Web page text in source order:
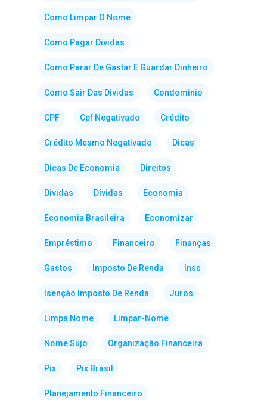
Como Limpar O Nome
Como Pagar Dividas
Como Parar De Gastar E Guardar Dinheiro
Como Sair Das Dividas Condominio
CPF Cpf Negativado Crédito
Crédito Mesmo Negativado Dicas
Dicas De Economia Direitos
Dividas Dívidas Economia
Economia Brasileira Economizar
Empréstimo Financeiro Finanças
Gastos Imposto De Renda Inss
Isenção Imposto De Renda Juros
Limpa Nome Limpar-Nome
Nome Sujo Organização Financeira
Pix Pix Brasil
Planejamento Financeiro